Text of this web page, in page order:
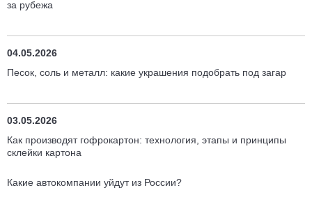
за рубежа
04.05.2026
Песок, соль и металл: какие украшения подобрать под загар
03.05.2026
Как производят гофрокартон: технология, этапы и принципы
склейки картона
Какие автокомпании уйдут из России?